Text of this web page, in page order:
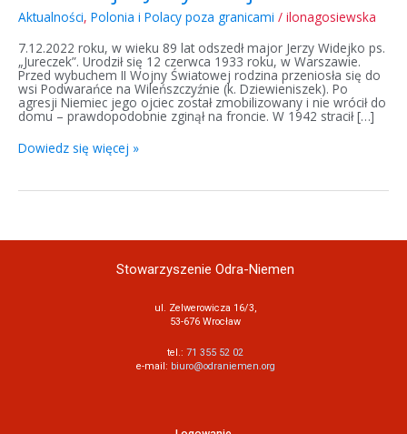
Aktualności, Polonia i Polacy poza granicami / ilonagosiewska
7.12.2022 roku, w wieku 89 lat odszedł major Jerzy Widejko ps.
„Jureczek”. Urodził się 12 czerwca 1933 roku, w Warszawie.
Przed wybuchem II Wojny Światowej rodzina przeniosła się do
wsi Podwarańce na Wileńszczyźnie (k. Dziewieniszek). Po
agresji Niemiec jego ojciec został zmobilizowany i nie wrócił do
domu – prawdopodobnie zginął na froncie. W 1942 stracił […]
Dowiedz się więcej »
Stowarzyszenie Odra-Niemen
ul. Zelwerowicza 16/3,
53-676 Wrocław
tel.: 71 355 52 02
e-mail: biuro@odraniemen.org